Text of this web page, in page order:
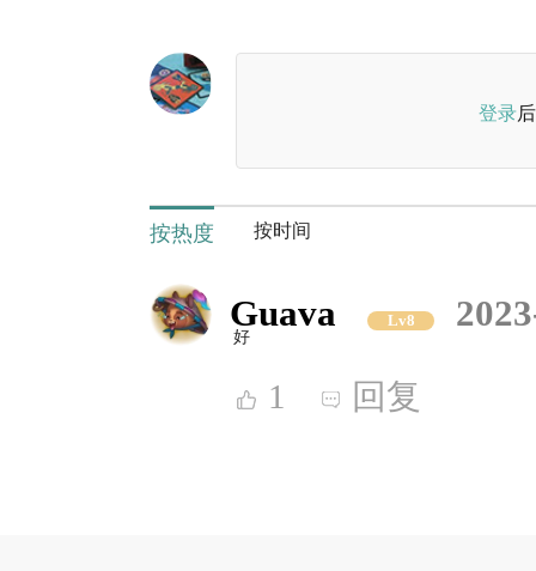
登录
按热度 按时间
Guava Lv8
好
1 回复